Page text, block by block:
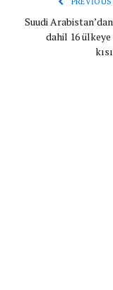
Suudi
dahil 16